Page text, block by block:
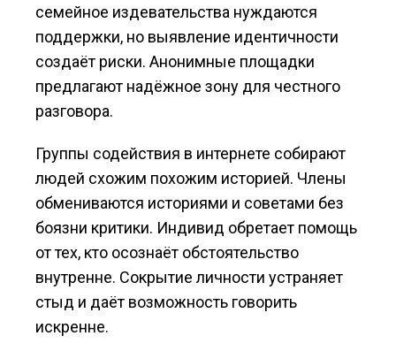
семейное издевательства нуждаются
поддержки, но выявление идентичности
создаёт риски. Анонимные площадки
предлагают надёжное зону для честного
разговора.
Группы содействия в интернете собирают
людей схожим похожим историей. Члены
обмениваются историями и советами без
боязни критики. Индивид обретает помощь
от тех, кто осознаёт обстоятельство
внутренне. Сокрытие личности устраняет
стыд и даёт возможность говорить
искренне.